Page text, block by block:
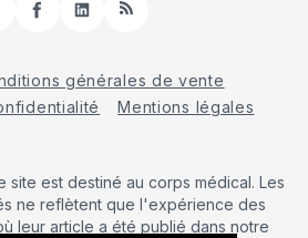
FacebookLinkedInRSS
générales de vente
Mentions légales
site est destiné au corps médical. Les
ne reflètent que l'expérience des
leur article a été publié dans notre